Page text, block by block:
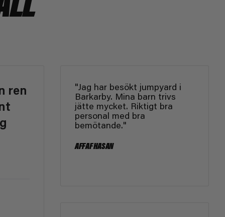
ren
"Jag har besökt jumpyard i
Barkarby. Mina barn trivs
jätte mycket. Riktigt bra
personal med bra
bemötande."
AFFAF HASAN